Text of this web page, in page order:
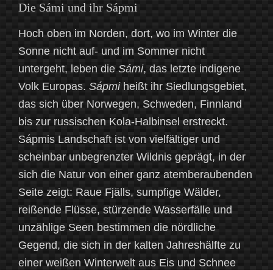
Die Sámi und ihr Sápmi
Hoch oben im Norden, dort, wo im Winter die
Sonne nicht auf- und im Sommer nicht
untergeht, leben die Sámi, das letzte indigene
Volk Europas. Sápmiheißt ihr Siedlungsgebiet,
das sich über Norwegen, Schweden, Finnland
bis zur russischen Kola-Halbinsel erstreckt.
Sápmis Landschaft ist von vielfältiger und
scheinbar unbegrenzter Wildnis geprägt, in der
sich die Natur von einer ganz atemberaubenden
Seite zeigt: Raue Fjälls, sumpfige Wälder,
reißende Flüsse, stürzende Wasserfälle und
unzählige Seen bestimmen die nördliche
Gegend, die sich in der kalten Jahreshälfte zu
einer weißen Winterwelt aus Eis und Schnee